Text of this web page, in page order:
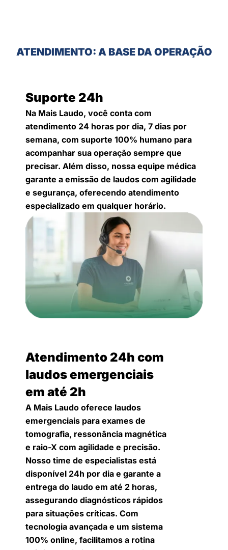
ATENDIMENTO: A BASE DA OPERAÇÃO
Suporte 24h
Na Mais Laudo, você conta com
atendimento 24 horas por dia, 7 dias por
semana, com suporte 100% humano para
acompanhar sua operação sempre que
precisar. Além disso, nossa equipe médica
garante a emissão de laudos com agilidade
e segurança, oferecendo atendimento
especializado em qualquer horário.
Atendimento 24h com
laudos emergenciais
em até 2h
A Mais Laudo oferece laudos
emergenciais para exames de
tomografia, ressonância magnética
e raio-X com agilidade e precisão.
Nosso time de especialistas está
disponível 24h por dia e garante a
entrega do laudo em até 2 horas,
assegurando diagnósticos rápidos
para situações críticas. Com
tecnologia avançada e um sistema
100% online, facilitamos a rotina